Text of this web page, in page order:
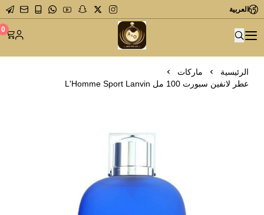
العربية
متجر عاشق العطور 0
الرئيسية
ماركات
عطر لانفين سبورت 100 مل L'Homme Sport Lanvin